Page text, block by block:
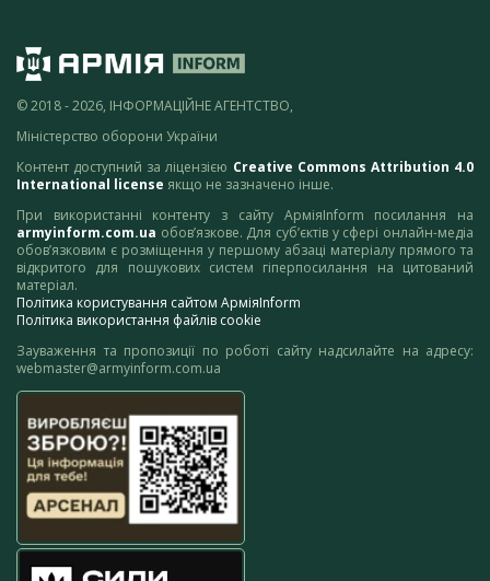
© 2018 - 2026, ІНФОРМАЦІЙНЕ АГЕНТСТВО,
Міністерство оборони України
Контент доступний за ліцензією Creative Commons Attribution 4.0
International license якщо не зазначено інше.
При використанні контенту з сайту АрміяInform посилання на
armyinform.com.ua обов’язкове. Для суб’єктів у сфері онлайн-медіа
обов’язковим є розміщення у першому абзаці матеріалу прямого та
відкритого для пошукових систем гіперпосилання на цитований
матеріал.
Політика користування сайтом АрміяInform
Політика використання файлів cookie
Зауваження та пропозиції по роботі сайту надсилайте на адресу:
webmaster@armyinform.com.ua